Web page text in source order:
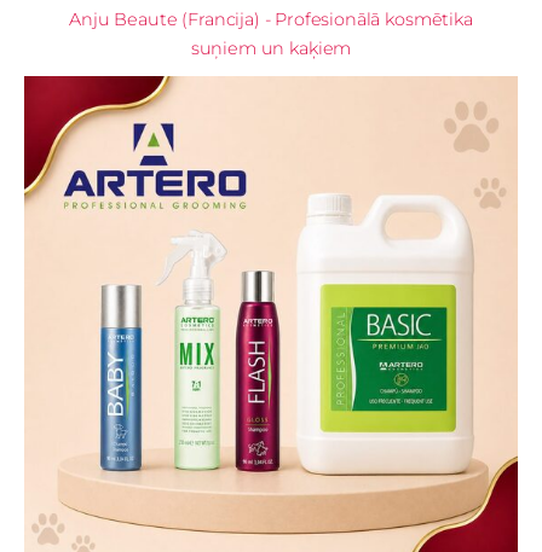
Anju Beaute (Francija) - Profesionālā kosmētika
suņiem un kaķiem